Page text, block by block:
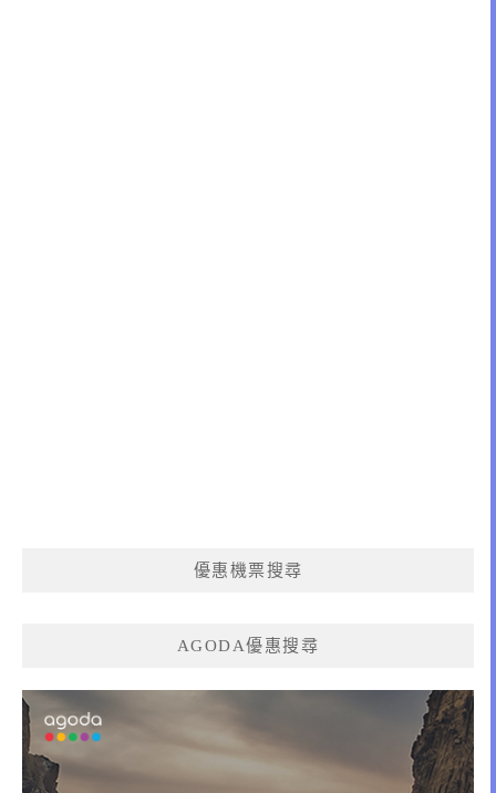
優惠機票搜尋
AGODA優惠搜尋